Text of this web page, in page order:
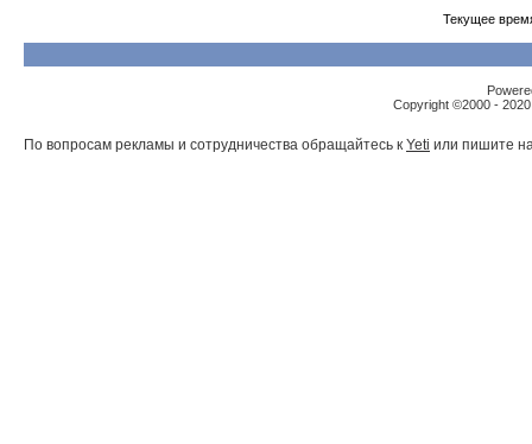
Текущее
Copyright ©2000 -
По вопросам рекламы и сотрудничества обращайтесь к Yeti или пишите